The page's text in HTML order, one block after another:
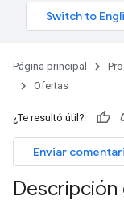
Página principal
Ofertas
¿Te resultó útil?
Enviar
Descripción